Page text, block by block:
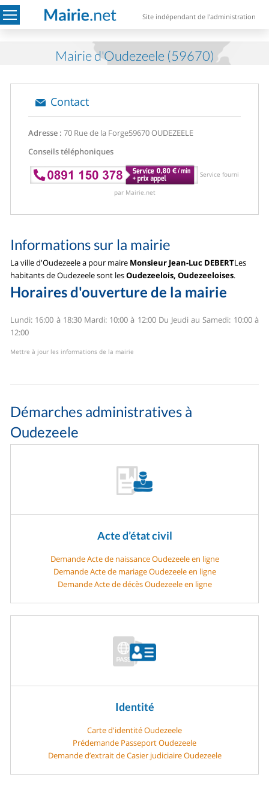
Site indépendant de l'administration
Mairie d'Oudezeele (59670)
Contact
Adresse : 70 Rue de la Forge59670 OUDEZEELE
Conseils téléphoniques
Service fourni
par Mairie.net
Informations sur la mairie
La ville d'Oudezeele a pour maire Monsieur Jean-Luc DEBERTLes
habitants de Oudezeele sont lesOudezeelois, Oudezeeloises.
Horaires d'ouverture de la mairie
Lundi: 16:00 à 18:30Mardi: 10:00 à 12:00Du Jeudi au Samedi: 10:00 à
12:00
Mettre à jour les informations de la mairie
Démarches administratives à
Oudezeele
Acte d’état civil
Demande Acte de naissance Oudezeele en ligne
Demande Acte de mariage Oudezeele en ligne
Demande Acte de décès Oudezeele en ligne
Identité
Carte d'identité Oudezeele
Prédemande Passeport Oudezeele
Demande d’extrait de Casier judiciaire Oudezeele